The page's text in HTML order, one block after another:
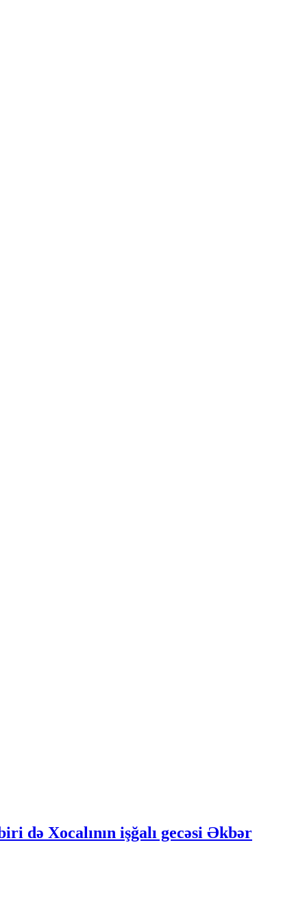
də Xocalının işğalı gecəsi Əkbər